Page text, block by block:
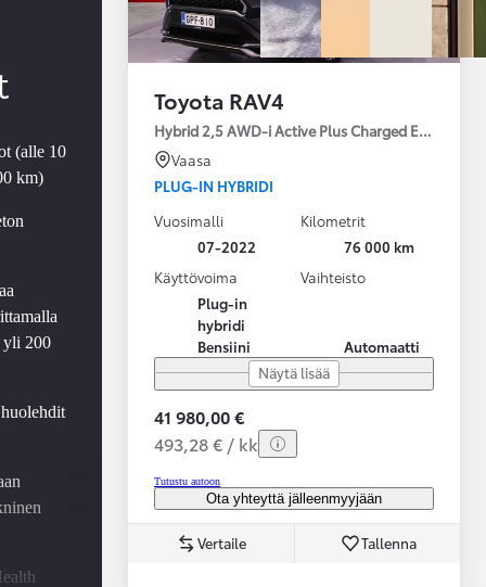
(alle 10
km)
yli 200
Toyota RAV4
Hybrid 2,5 AWD-i Active Plus Charged Edition
Vaasa
PLUG-IN HYBRIDI
Vuosimalli
07-2022
Kilometrit
76 000 km
Käyttövoima
Plug-in
hybridi
Bensiini
Vaihteisto
Automaatti
Näytä lisää
41 980,00 €
493,28 € / kk
Tutustu autoon
Ota yhteyttä jälleenmyyjään
Vertaile Tallenna